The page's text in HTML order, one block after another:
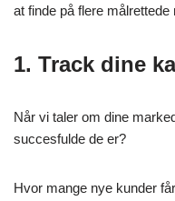
at finde på flere
1. Track dine
Når vi taler om dine
succesfulde de er?
Hvor mange nye kunder